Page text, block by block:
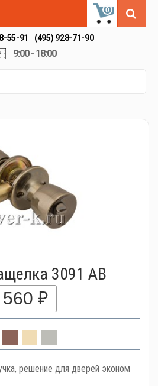
0
55-91 (495) 928-71-90
9:00 - 18:00
3091 AB
560 ₽
решение для дверей эконом